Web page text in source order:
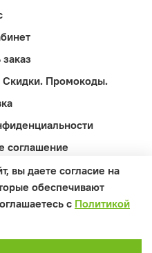
Скидки. Промокоды.
соглашение
вы даете согласие на
обеспечивают
с Политикой